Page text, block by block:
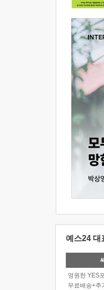
예스24 대
영원한 YES
무료배송+추